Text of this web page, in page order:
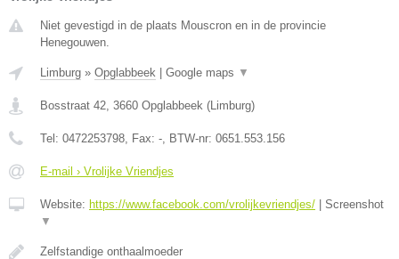
Niet gevestigd in de plaats Mouscron en in de provincie
Henegouwen.
Limburg » Opglabbeek Google maps ▼
Bosstraat 42 3660 Opglabbeek ( Limburg)
Tel: 0472253798 , Fax: - , BTW-nr: 0651.553.156
E-mail › Vrolijke Vriendjes
Website: https://www.facebook.com/vrolijkevriendjes/
Screenshot
▼
Zelfstandige onthaalmoeder